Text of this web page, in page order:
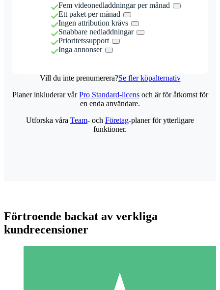
Fem videonedladdningar per månad
Ett paket per månad
Ingen attribution krävs
Snabbare nedladdningar
Prioritetssupport
Inga annonser
Vill du inte prenumerera?Se fler köpalternativ
Planer inkluderar vårPro Standard-licensoch är för åtkomst för
en enda användare.
Utforska våra Team- och Företag-planer för ytterligare
funktioner.
Förtroende backat av verkliga
kundrecensioner